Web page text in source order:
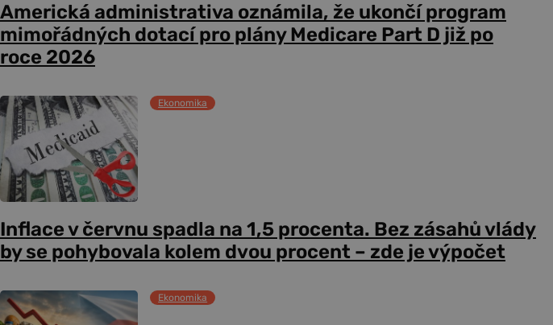
Americká administrativa oznámila, že ukončí program
mimořádných dotací pro plány Medicare Part D již po
roce 2026
Ekonomika
Inflace v červnu spadla na 1,5 procenta. Bez zásahů vlády
by se pohybovala kolem dvou procent – zde je výpočet
Ekonomika